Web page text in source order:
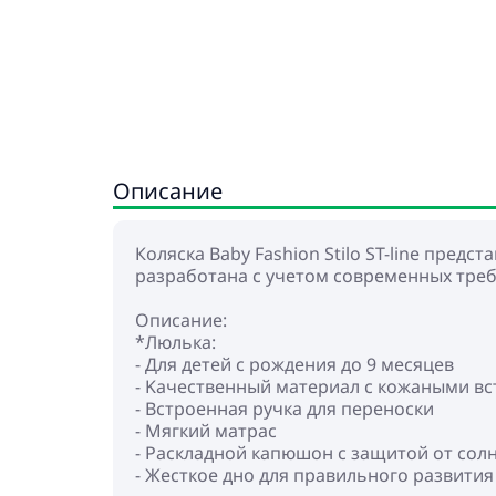
Описание
Коляска Baby Fashion Stilo ST-line
разработана с учетом современных
Описание:
*Люлька:
- Для детей с рождения до 9 месяцев
- Kачественный материал с кожаными
- Встроенная ручка для переноски
- Мягкий матрас
- Раскладной капюшон с защитой от
- Жесткое дно для правильного